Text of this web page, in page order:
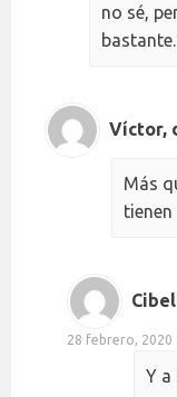
no sé,
Víctor,
Más
tienen
28 febrero, 2020
Y a